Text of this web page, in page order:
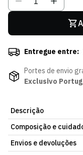
Entregue entre:
Portes de envio
Exclusivo
Descrição
Caneca Branca SCP,
para casa, trabalho ou
Online.
Composição e
Envios e devoluções